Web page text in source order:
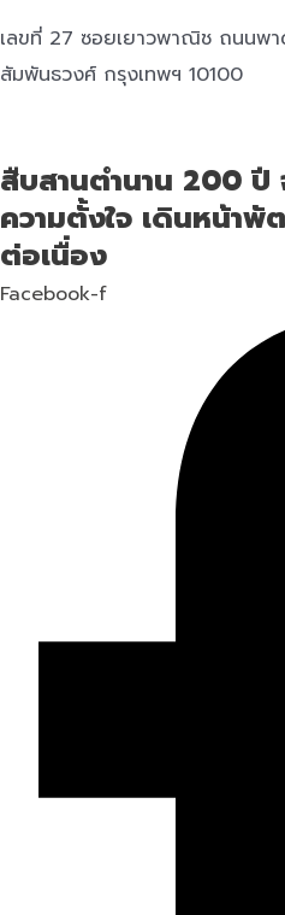
เลขที่ 27 ซอยเยาวพาณิช ถนนพ
สัมพันธวงศ์ กรุงเทพฯ 10100
สืบสานตำนาน 200 ปี
ความตั้งใจ เดินหน้า
ต่อเนื่อง
Facebook-f